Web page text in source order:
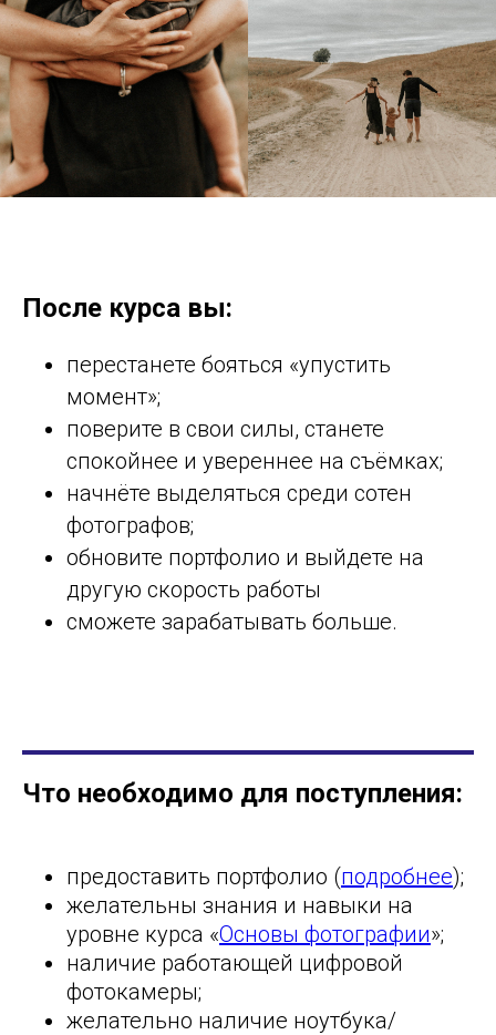
После курса вы:
перестанете бояться «упустить
момент»;
поверите в свои силы, станете
спокойнее и увереннее на съёмках;
начнёте выделяться среди сотен
фотографов;
обновите портфолио и выйдете на
другую скорость работы
сможете зарабатывать больше.
Что необходимо для поступления:
предоставить портфолио (подробнее);
желательны знания и навыки на
уровне курса «Основы фотографии»;
наличие работающей цифровой
фотокамеры;
желательно наличие ноутбука/